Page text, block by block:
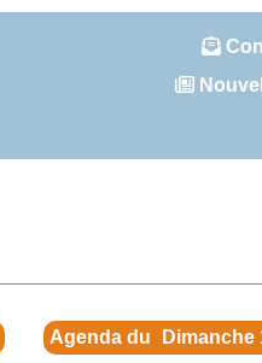
Agenda du Dimanche